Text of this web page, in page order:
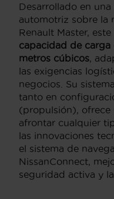
Desarrollado en
automotriz sobre la
Renault Master,
capacidad de carga
metros cúbicos ,
las exigencias
negocios. Su
tanto en
(propulsión), ofrece
afrontar cualquier
las innovaciones
el sistema de
NissanConnect,
seguridad activa y